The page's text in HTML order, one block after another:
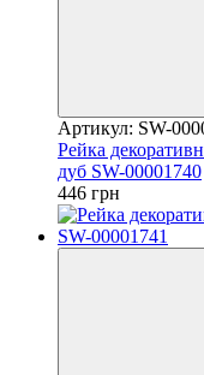
Артикул: SW-
Рейка
дуб SW-00001740
446 грн